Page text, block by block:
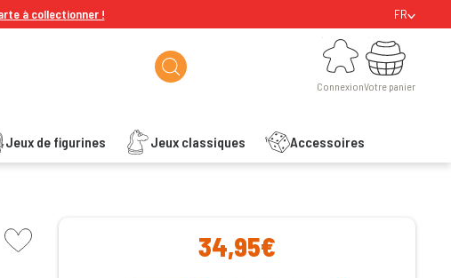
à collectionner ! FR
Connexion
Connexion
Jeux de figurines Jeux classiques Accessoires
Votre panier
Votre panier
picto wishlist
34,95€